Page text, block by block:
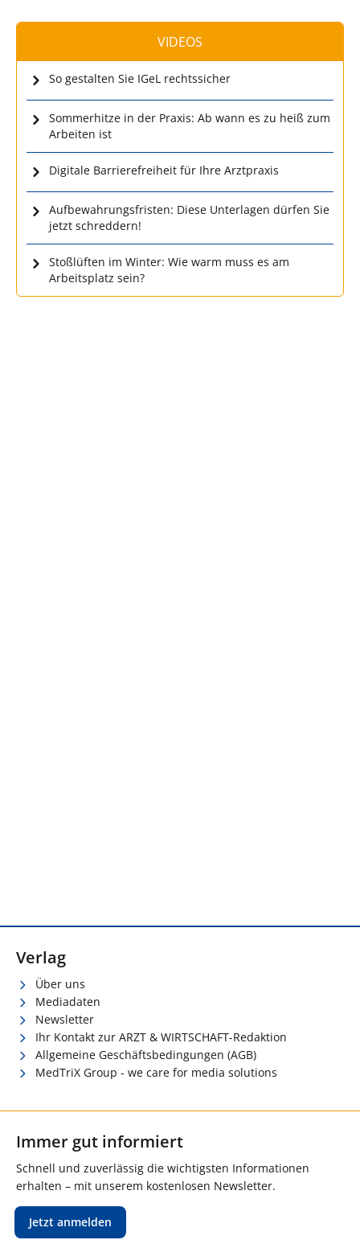
VIDEOS
So gestalten Sie IGeL rechtssicher
Sommerhitze in der Praxis: Ab wann es zu heiß zum
Arbeiten ist
Digitale Barrierefreiheit für Ihre Arztpraxis
Aufbewahrungsfristen: Diese Unterlagen dürfen Sie
jetzt schreddern!
Stoßlüften im Winter: Wie warm muss es am
Arbeitsplatz sein?
Verlag
Über uns
Mediadaten
Newsletter
Ihr Kontakt zur ARZT & WIRTSCHAFT-Redaktion
Allgemeine Geschäftsbedingungen (AGB)
MedTriX Group - we care for media solutions
Immer gut informiert
Schnell und zuverlässig die wichtigsten Informationen
erhalten – mit unserem kostenlosen Newsletter.
Jetzt anmelden